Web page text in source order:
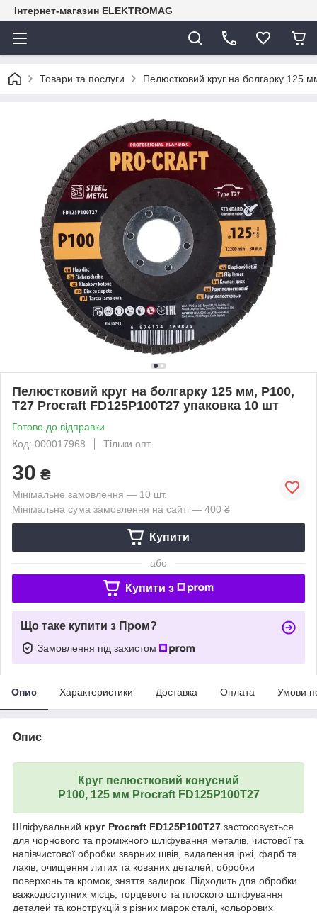
Інтернет-магазин ELEKTROMAG
Товари та послуги Пелюстковий круг на болгарку 125
Пелюстковий круг на болгарку 125 мм, Р100,
T27 Procraft FD125P100T27 упаковка 10 шт
Готово до відправки
Код: 000017968
Тільки опт
30 ₴
Мінімальне замовлення — 10 шт.
Мінімальна сума замовлення на сайті — 400 ₴
Купити
або
Купити з
Що таке купити з Пром?
Замовлення під захистом
Опис Характеристики Доставка Оплата Умови
Опис
Круг пелюстковий конусний
Р100, 125 мм Procraft FD125P100T27
Шліфувальний круг Procraft FD125P100T27 застосовується
для чорнового та проміжного шліфування металів, чистової та
напівчистової обробки зварних швів, видалення іржі, фарб та
лаків, очищення литих та кованих деталей, обробки
поверхонь та кромок, зняття задирок. Підходить для обробки
важкодоступних місць, торцевого та плоского шліфування
деталей та конструкцій з різних марок сталі, кольорових